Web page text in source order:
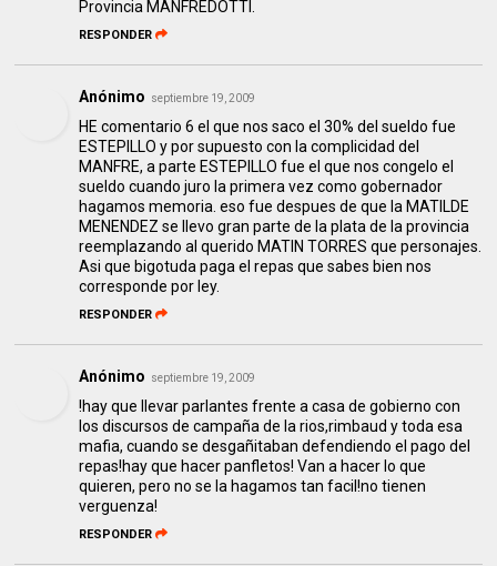
Provincia MANFREDOTTI.
RESPONDER
Anónimo septiembre 19, 2009
HE comentario 6 el que nos saco el 30% del sueldo fue
ESTEPILLO y por supuesto con la complicidad del
MANFRE, a parte ESTEPILLO fue el que nos congelo el
sueldo cuando juro la primera vez como gobernador
hagamos memoria. eso fue despues de que la MATILDE
MENENDEZ se llevo gran parte de la plata de la provincia
reemplazando al querido MATIN TORRES que personajes.
Asi que bigotuda paga el repas que sabes bien nos
corresponde por ley.
RESPONDER
Anónimo septiembre 19, 2009
!hay que llevar parlantes frente a casa de gobierno con
los discursos de campaña de la rios,rimbaud y toda esa
mafia, cuando se desgañitaban defendiendo el pago del
repas!hay que hacer panfletos! Van a hacer lo que
quieren, pero no se la hagamos tan facil!no tienen
verguenza!
RESPONDER